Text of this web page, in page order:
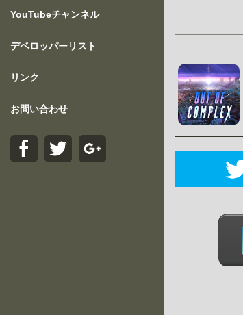
YouTubeチャンネル
デベロッパーリスト
リンク
お問い合わせ